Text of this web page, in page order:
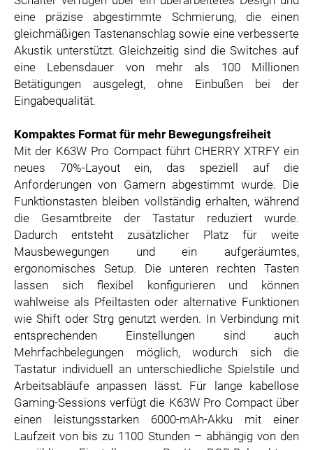
eine präzise abgestimmte Schmierung, die einen
gleichmäßigen Tastenanschlag sowie eine verbesserte
Akustik unterstützt. Gleichzeitig sind die Switches auf
eine Lebensdauer von mehr als 100 Millionen
Betätigungen ausgelegt, ohne Einbußen bei der
Eingabequalität.
Kompaktes Format für mehr Bewegungsfreiheit
Mit der K63W Pro Compact führt CHERRY XTRFY ein
neues 70%-Layout ein, das speziell auf die
Anforderungen von Gamern abgestimmt wurde. Die
Funktionstasten bleiben vollständig erhalten, während
die Gesamtbreite der Tastatur reduziert wurde.
Dadurch entsteht zusätzlicher Platz für weite
Mausbewegungen und ein aufgeräumtes,
ergonomisches Setup. Die unteren rechten Tasten
lassen sich flexibel konfigurieren und können
wahlweise als Pfeiltasten oder alternative Funktionen
wie Shift oder Strg genutzt werden. In Verbindung mit
entsprechenden Einstellungen sind auch
Mehrfachbelegungen möglich, wodurch sich die
Tastatur individuell an unterschiedliche Spielstile und
Arbeitsabläufe anpassen lässt. Für lange kabellose
Gaming-Sessions verfügt die K63W Pro Compact über
einen leistungsstarken 6000-mAh-Akku mit einer
Laufzeit von bis zu 1100 Stunden – abhängig von den